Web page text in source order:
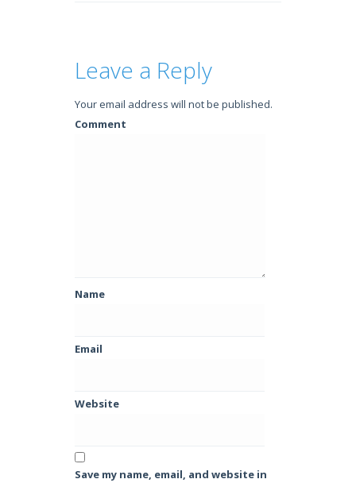
Leave a Reply
Your email address will not be published.
Comment
Name
Email
Website
Save my name, email, and website in